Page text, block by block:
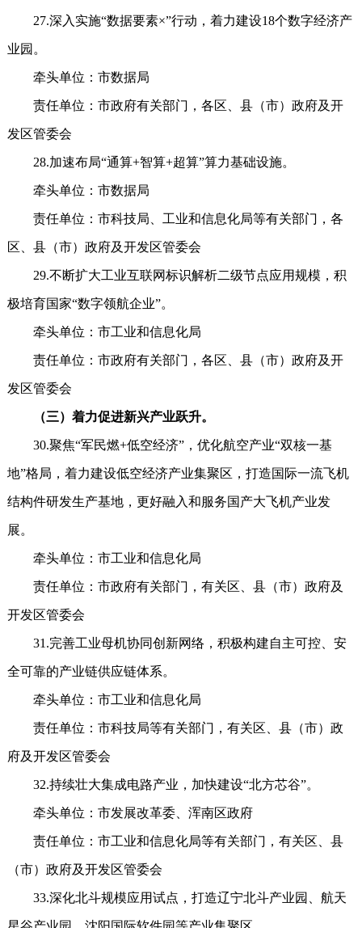
27.深入实施“数据要素×”行动，着力建设18个数字经济产
业园。
牵头单位：市数据局
责任单位：市政府有关部门，各区、县（市）政府及开
发区管委会
28.加速布局“通算+智算+超算”算力基础设施。
牵头单位：市数据局
责任单位：市科技局、工业和信息化局等有关部门，各
区、县（市）政府及开发区管委会
29.不断扩大工业互联网标识解析二级节点应用规模，积
极培育国家“数字领航企业”。
牵头单位：市工业和信息化局
责任单位：市政府有关部门，各区、县（市）政府及开
发区管委会
（三）着力促进新兴产业跃升。
30.聚焦“军民燃+低空经济”，优化航空产业“双核一基
地”格局，着力建设低空经济产业集聚区，打造国际一流飞机
结构件研发生产基地，更好融入和服务国产大飞机产业发
展。
牵头单位：市工业和信息化局
责任单位：市政府有关部门，有关区、县（市）政府及
开发区管委会
31.完善工业母机协同创新网络，积极构建自主可控、安
全可靠的产业链供应链体系。
牵头单位：市工业和信息化局
责任单位：市科技局等有关部门，有关区、县（市）政
府及开发区管委会
32.持续壮大集成电路产业，加快建设“北方芯谷”。
牵头单位：市发展改革委、浑南区政府
责任单位：市工业和信息化局等有关部门，有关区、县
（市）政府及开发区管委会
33.深化北斗规模应用试点，打造辽宁北斗产业园、航天